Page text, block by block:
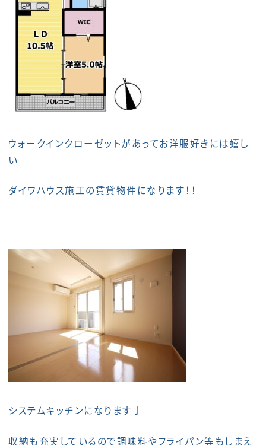
ウォークインクローゼットがあってお洋服好きには嬉し
い
ダイワハウス施工の賃貸物件になります！！
システムキッチンになります♩
収納も充実しているので調味料やフライパン等もしまえ